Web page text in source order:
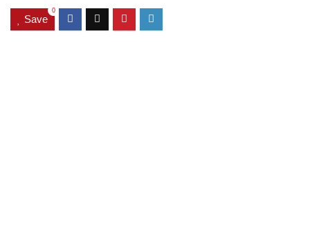
Save
0